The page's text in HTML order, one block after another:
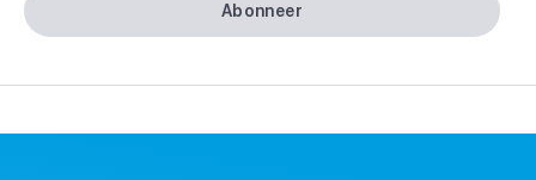
Abonneer